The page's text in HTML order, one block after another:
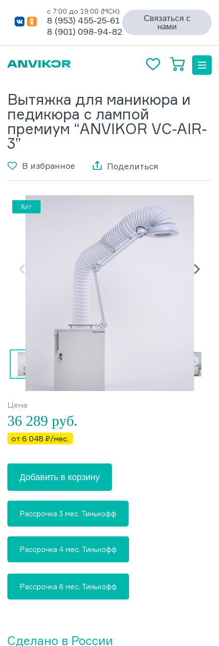
с 7:00 до 19:00 (МСК)
8 (953) 455-25-61
8 (901) 098-94-82
Связаться с
нами
Вытяжка для маникюра и
педикюра с лампой
премиум “ANVIKOR VC-AIR-
3”
В избранное Поделиться
Хит
Сделано в России
Цена
36 289 руб.
от 6 048 ₽/мес.
Добавить в корзину
Рассрочка 3 мес. Тинькофф
Рассрочка 4 мес. Тинькофф
Рассрочка 6 мес. Тинькофф